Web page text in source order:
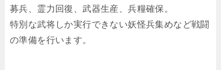
募兵、霊力回復、武器生産、兵糧確保。
特別な武将しか実行できない妖怪兵集めなど戦闘
の準備を行います。